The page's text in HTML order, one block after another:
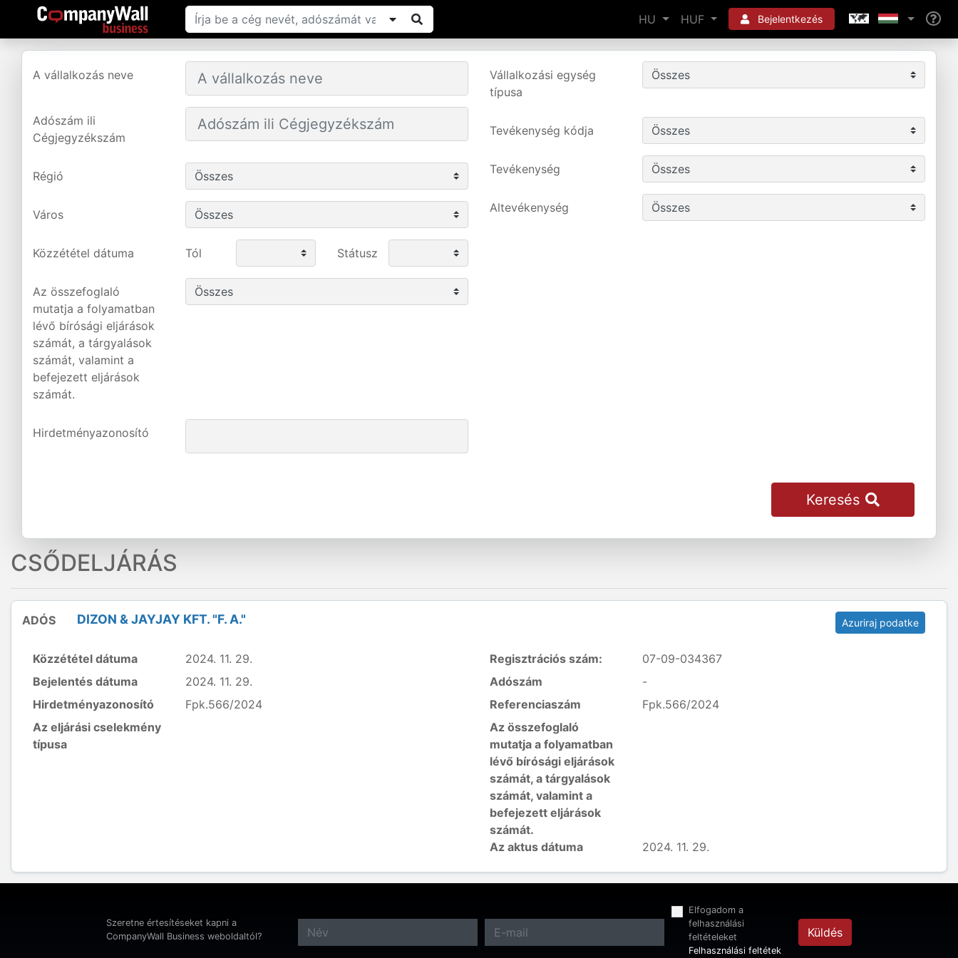
HU HUF Bejelentkezés
A vállalkozás neve
Adószám ili
Cégjegyzékszám
Régió
Város
Vállalkozási egység
típusa
Tevékenység kódja
Tevékenység
Altevékenység
Közzététel dátuma Tól Státusz
Az összefoglaló
mutatja a folyamatban
lévő bírósági eljárások
számát, a tárgyalások
számát, valamint a
befejezett eljárások
számát.
Hirdetményazonosító
Keresés
CSŐDELJÁRÁS
ADÓS DIZON & JAYJAY KFT. "F. A." Azuriraj podatke
Közzététel dátuma
2024. 11. 29.
Bejelentés dátuma
2024. 11. 29.
Hirdetményazonosító
Fpk.566/2024
Az eljárási cselekmény
típusa
Regisztrációs szám:
07-09-034367
Adószám
-
Referenciaszám
Fpk.566/2024
Az összefoglaló
mutatja a folyamatban
lévő bírósági eljárások
számát, a tárgyalások
számát, valamint a
befejezett eljárások
számát.
Az aktus dátuma
2024. 11. 29.
Szeretne értesítéseket kapni a
CompanyWall Business weboldaltól?
Elfogadom a
felhasználási
feltételeket
Felhasználási feltétek
Küldés